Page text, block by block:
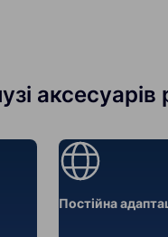
Постійна